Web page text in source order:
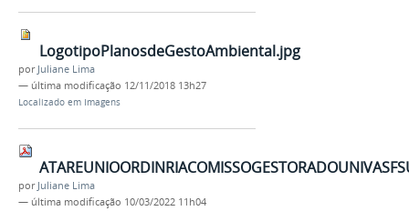
LogotipoPlanosdeGestoAmbiental.jpg
por Juliane Lima
— última modificação 12/11/2018 13h27
Localizado em Imagens
por Juliane Lima
— última modificação 10/03/2022 11h04